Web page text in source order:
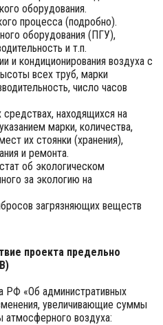
оборудования.
процесса (подробно).
оборудования (ПГУ),
и т.п.
и кондиционирования воздуха с
всех труб, марки
число часов
средствах, находящихся на
марки, количества,
их стоянки (хранения),
и ремонта.
об экологическом
за экологию на
загрязняющих веществ
проекта предельно
РФ «Об административных
увеличивающие суммы
воздуха: